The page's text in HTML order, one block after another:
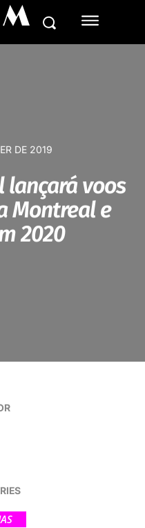
M
DE 2019
lançará voos
Montreal e
2020